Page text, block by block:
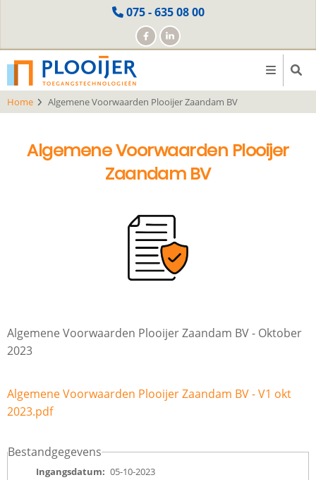
content
075 - 635 08 00
Home Algemene Voorwaarden Plooijer Zaandam BV
Algemene Voorwaarden Plooijer
Zaandam BV
Algemene Voorwaarden Plooijer Zaandam BV - Oktober
2023
Algemene Voorwaarden Plooijer Zaandam BV - V1 okt
2023.pdf
Bestandgegevens
Ingangsdatum
05-10-2023